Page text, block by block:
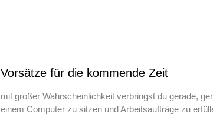
Vorsätze für die kommende Zeit
mit großer Wahrscheinlichkeit verbringst du gerade,
einem Computer zu sitzen und Arbeitsaufträge zu